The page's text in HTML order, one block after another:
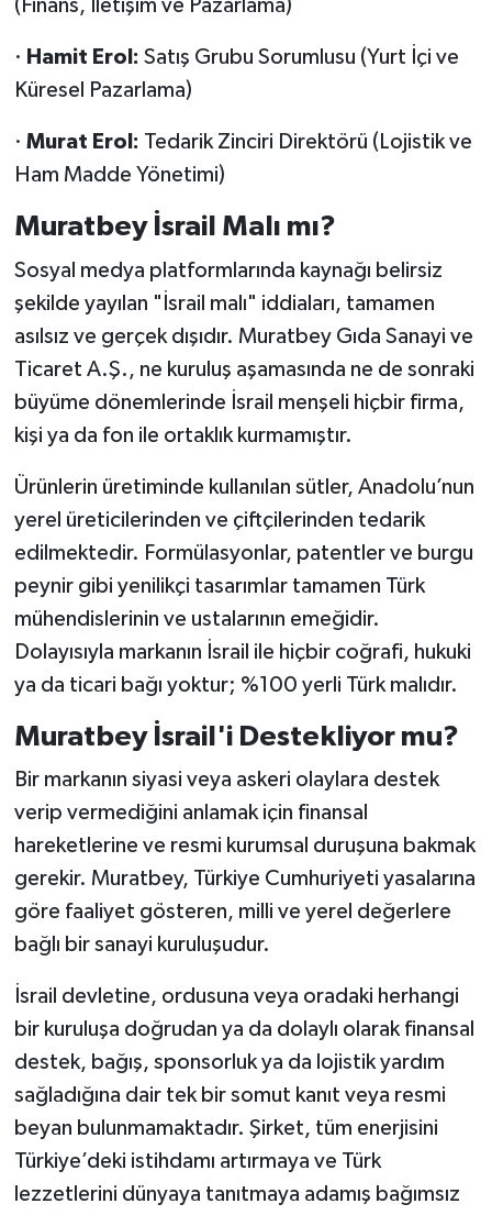
(Finans, İletişim ve Pazarlama)
· Hamit Erol: Satış Grubu Sorumlusu (Yurt İçi ve
Küresel Pazarlama)
· Murat Erol: Tedarik Zinciri Direktörü (Lojistik ve
Ham Madde Yönetimi)
Muratbey İsrail Malı mı?
Sosyal medya platformlarında kaynağı belirsiz
şekilde yayılan "İsrail malı" iddiaları, tamamen
asılsız ve gerçek dışıdır. Muratbey Gıda Sanayi ve
Ticaret A.Ş., ne kuruluş aşamasında ne de sonraki
büyüme dönemlerinde İsrail menşeli hiçbir firma,
kişi ya da fon ile ortaklık kurmamıştır.
Ürünlerin üretiminde kullanılan sütler, Anadolu’nun
yerel üreticilerinden ve çiftçilerinden tedarik
edilmektedir. Formülasyonlar, patentler ve burgu
peynir gibi yenilikçi tasarımlar tamamen Türk
mühendislerinin ve ustalarının emeğidir.
Dolayısıyla markanın İsrail ile hiçbir coğrafi, hukuki
ya da ticari bağı yoktur; %100 yerli Türk malıdır.
Muratbey İsrail'i Destekliyor mu?
Bir markanın siyasi veya askeri olaylara destek
verip vermediğini anlamak için finansal
hareketlerine ve resmi kurumsal duruşuna bakmak
gerekir. Muratbey, Türkiye Cumhuriyeti yasalarına
göre faaliyet gösteren, milli ve yerel değerlere
bağlı bir sanayi kuruluşudur.
İsrail devletine, ordusuna veya oradaki herhangi
bir kuruluşa doğrudan ya da dolaylı olarak finansal
destek, bağış, sponsorluk ya da lojistik yardım
sağladığına dair tek bir somut kanıt veya resmi
beyan bulunmamaktadır. Şirket, tüm enerjisini
Türkiye’deki istihdamı artırmaya ve Türk
lezzetlerini dünyaya tanıtmaya adamış bağımsız